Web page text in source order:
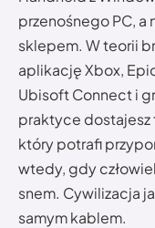
przenośnego PC, a
sklepem. W teorii
aplikację Xbox,
Ubisoft Connect i
praktyce dostajesz
który potrafi
wtedy, gdy
snem. Cywilizacja
samym kablem.